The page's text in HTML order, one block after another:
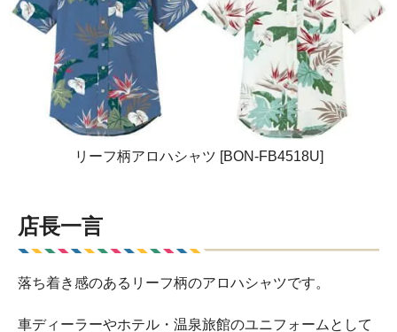
リーフ柄アロハシャツ [BON-FB4518U]
店長一言
落ち着き感のあるリーフ柄のアロハシャツです。
車ディーラーやホテル・温泉旅館のユニフォームとして